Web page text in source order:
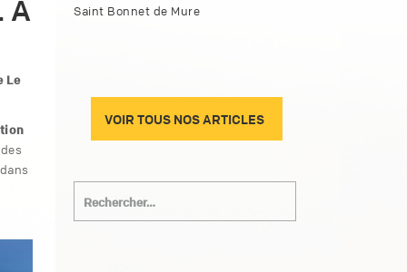
À
Le
Saint Bonnet de Mure
VOIR TOUS NOS ARTICLES